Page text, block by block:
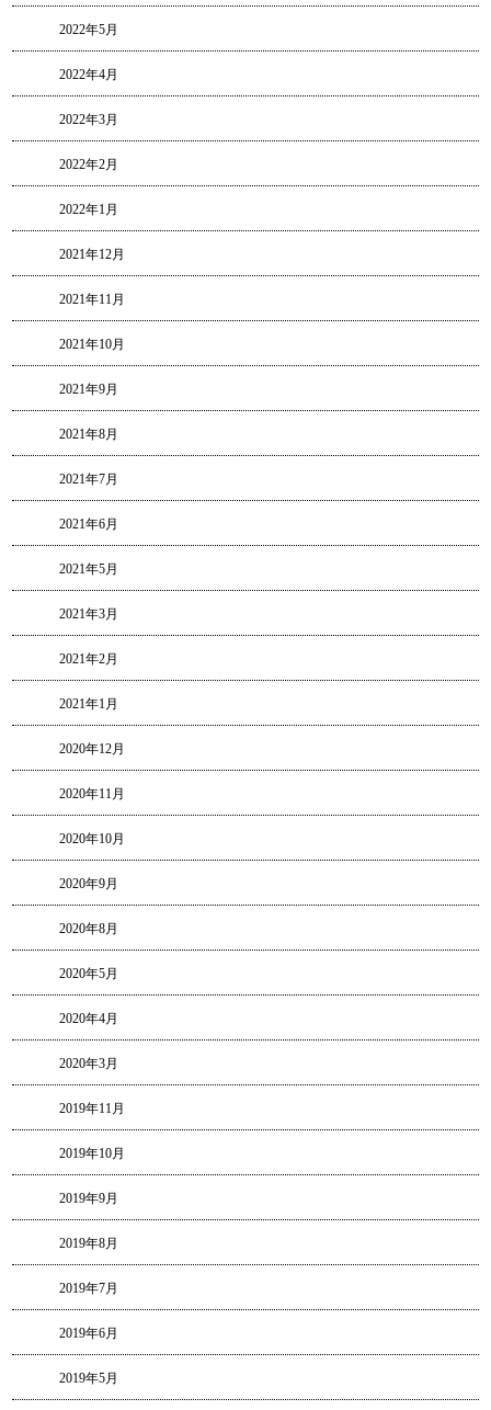
2022年5月
2022年4月
2022年3月
2022年2月
2022年1月
2021年12月
2021年11月
2021年10月
2021年9月
2021年8月
2021年7月
2021年6月
2021年5月
2021年3月
2021年2月
2021年1月
2020年12月
2020年11月
2020年10月
2020年9月
2020年8月
2020年5月
2020年4月
2020年3月
2019年11月
2019年10月
2019年9月
2019年8月
2019年7月
2019年6月
2019年5月